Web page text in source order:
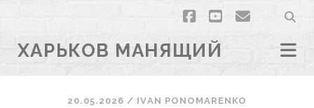
facebook
youtubeemail
ХАРЬКОВ МАНЯЩИЙ
20.05.2026 / ІVAN PONOMARENKO